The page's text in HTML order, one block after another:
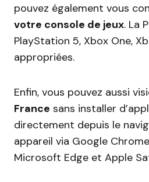
pouvez également vous
votre console de jeux. La
PlayStation 5, Xbox One,
appropriées.
Enfin, vous pouvez aussi
France sans installer
directement depuis le
appareil via Google
Microsoft Edge et Apple